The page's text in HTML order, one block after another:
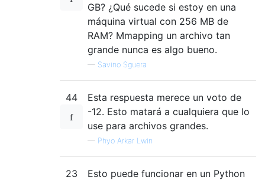
GB? ¿Qué sucede si estoy en una
máquina virtual con 256 MB de
RAM? Mmapping un archivo tan
grande nunca es algo bueno.
— Savino Sguera
44
Esta respuesta merece un voto de
-12. Esto matará a cualquiera que lo
use para archivos grandes.
— Phyo Arkar Lwin
23
Esto puede funcionar en un Python